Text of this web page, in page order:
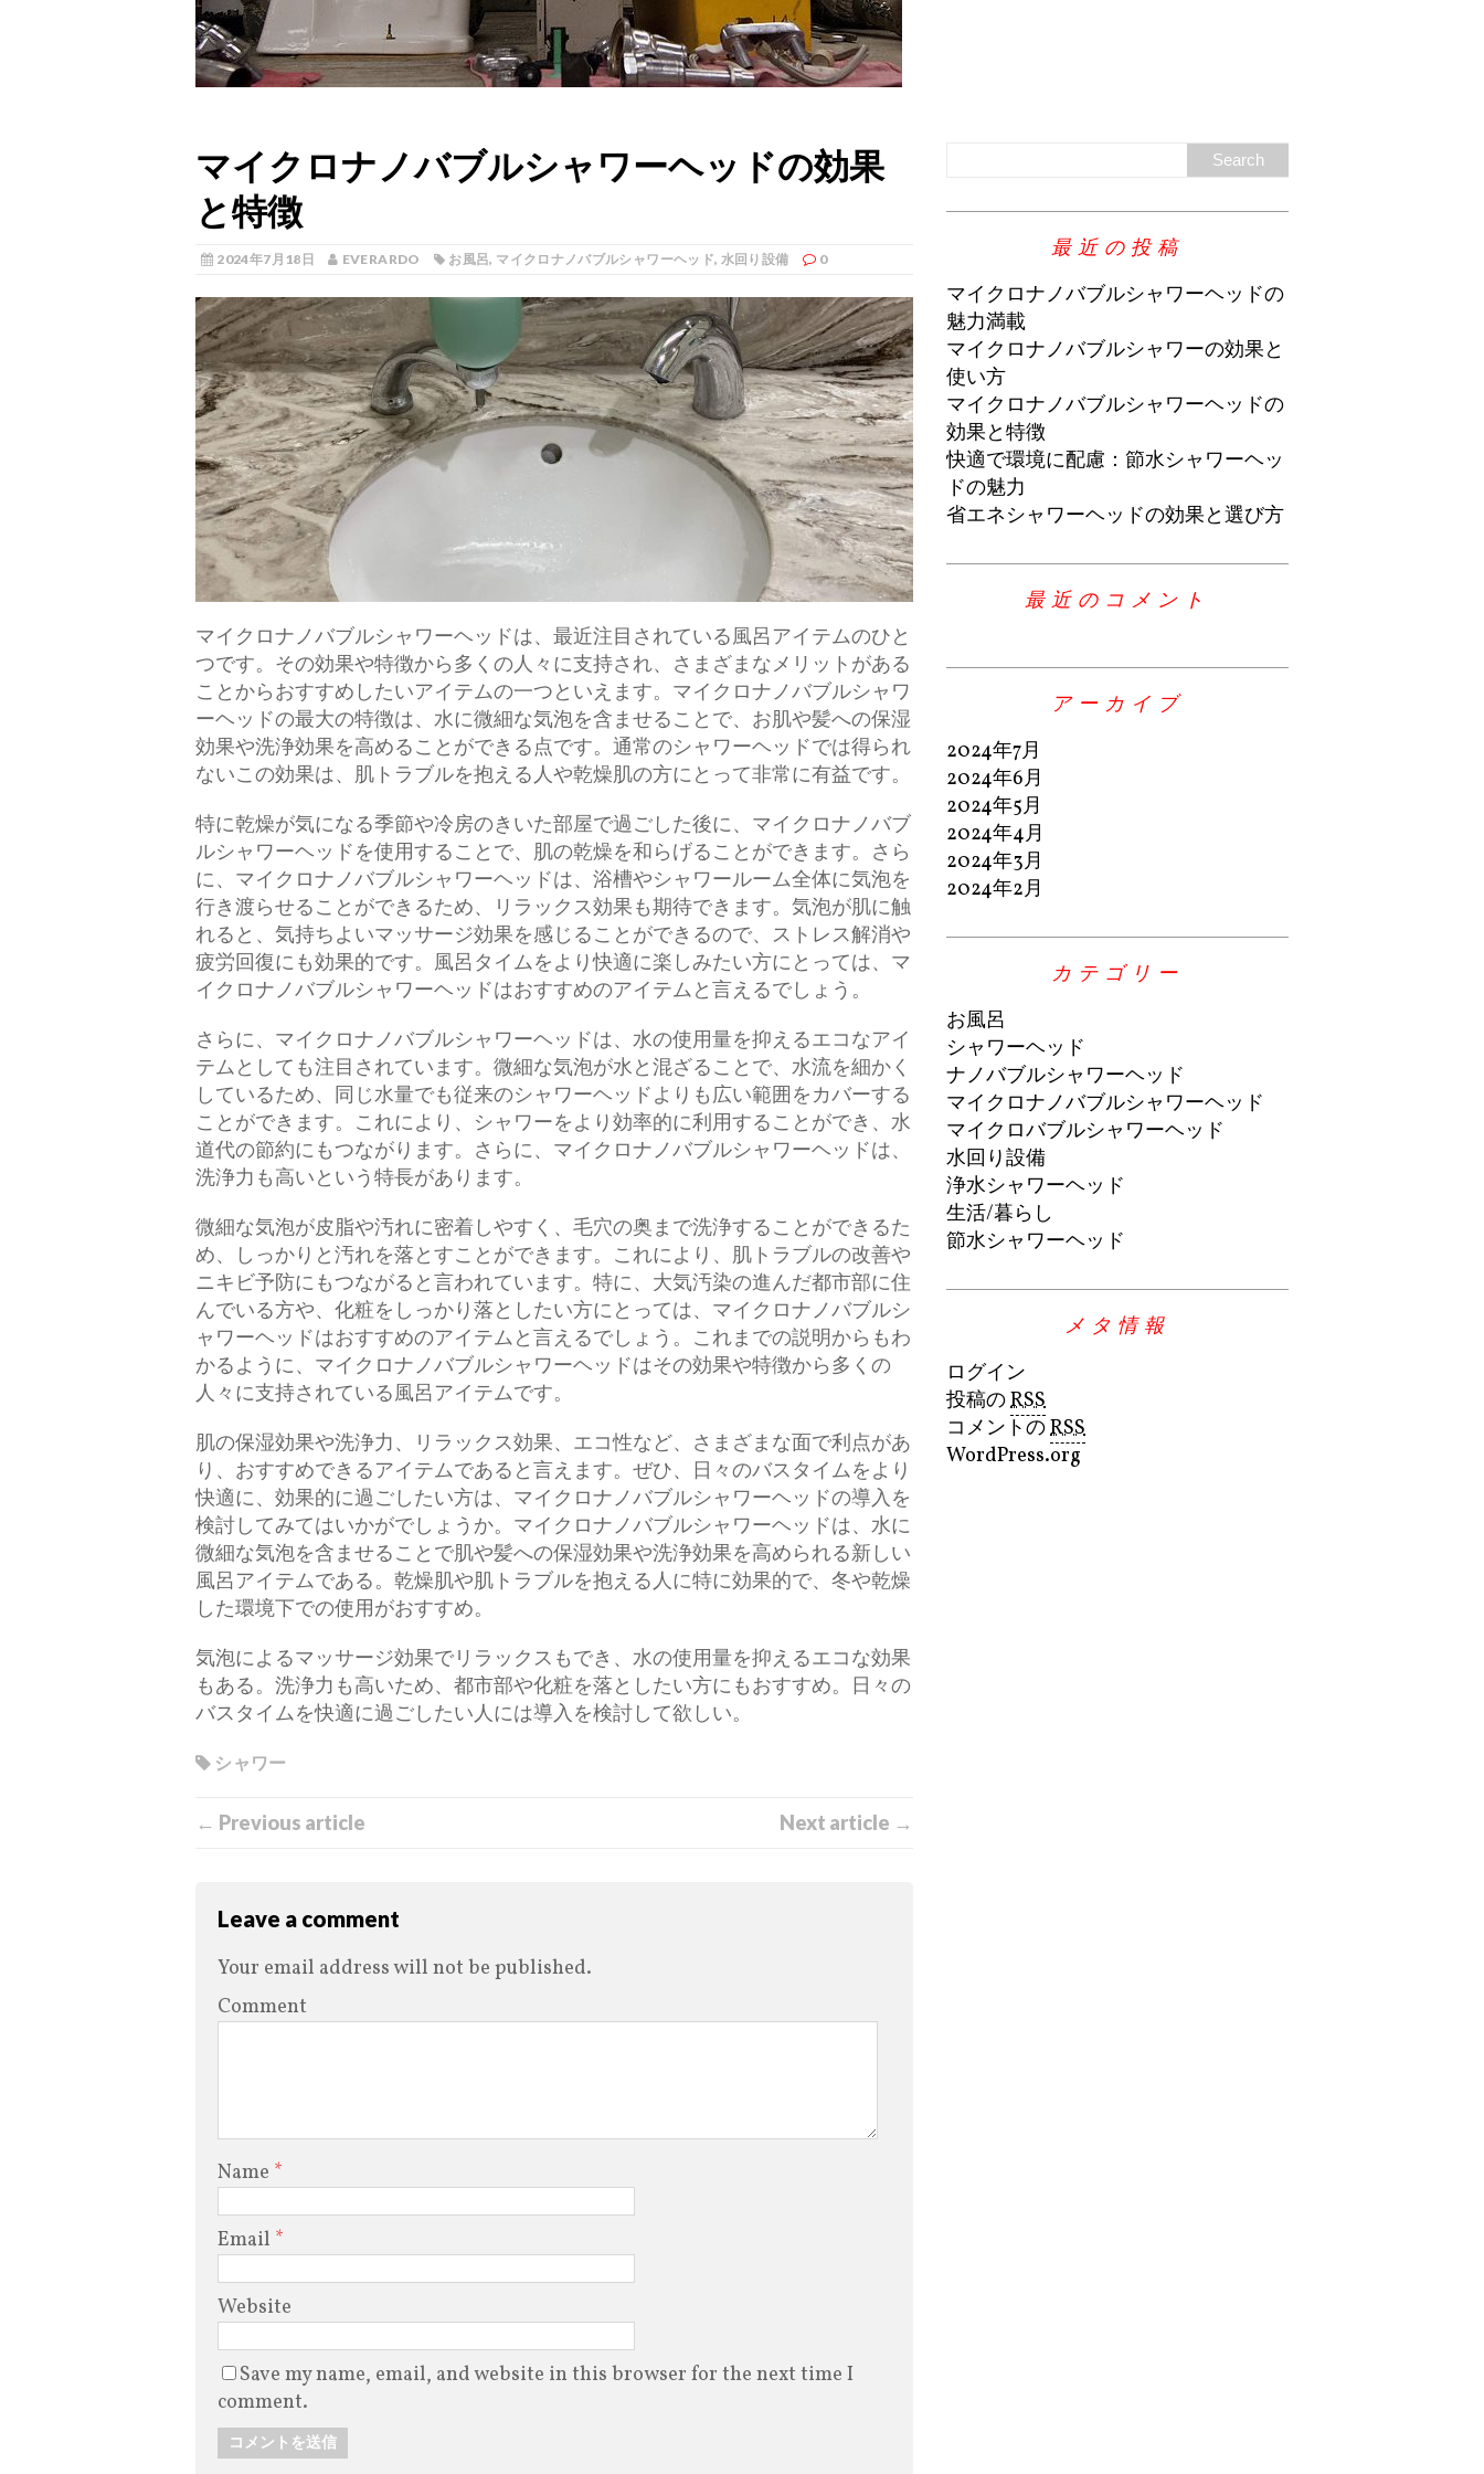
マイクロナノバブルシャワーヘッドの効果
と特徴
2024年7月18日 EVERARDO お風呂, マイクロナノバブルシャワーヘッド, 水回り設備 0
マイクロナノバブルシャワーヘッドは、最近注目されている風呂アイテムのひと
つです。 その効果や特徴から多くの人々に支持され、さまざまなメリットがある
ことからおすすめしたいアイテムの一つといえます。マイクロナノバブルシャワ
ーヘッドの最大の特徴は、水に微細な気泡を含ませることで、お肌や髪への保湿
効果や洗浄効果を高めることができる点です。通常のシャワーヘッドでは得られ
ないこの効果は、肌トラブルを抱える人や乾燥肌の方にとって非常に有益です。
特に乾燥が気になる季節や冷房のきいた部屋で過ごした後に、マイクロナノバブ
ルシャワーヘッドを使用することで、肌の乾燥を和らげることができます。さら
に、マイクロナノバブルシャワーヘッドは、浴槽やシャワールーム全体に気泡を
行き渡らせることができるため、リラックス効果も期待できます。気泡が肌に触
れると、気持ちよいマッサージ効果を感じることができるので、ストレス解消や
疲労回復にも効果的です。風呂タイムをより快適に楽しみたい方にとっては、マ
イクロナノバブルシャワーヘッドはおすすめのアイテムと言えるでしょう。
さらに、マイクロナノバブルシャワーヘッドは、水の使用量を抑えるエコなアイ
テムとしても注目されています。微細な気泡が水と混ざることで、水流を細かく
しているため、同じ水量でも従来のシャワーヘッドよりも広い範囲をカバーする
ことができます。これにより、シャワーをより効率的に利用することができ、水
道代の節約にもつながります。さらに、マイクロナノバブルシャワーヘッドは、
洗浄力も高いという特長があります。
微細な気泡が皮脂や汚れに密着しやすく、毛穴の奥まで洗浄することができるた
め、しっかりと汚れを落とすことができます。これにより、肌トラブルの改善や
ニキビ予防にもつながると言われています。特に、大気汚染の進んだ都市部に住
んでいる方や、化粧をしっかり落としたい方にとっては、マイクロナノバブルシ
ャワーヘッドはおすすめのアイテムと言えるでしょう。これまでの説明からもわ
かるように、マイクロナノバブルシャワーヘッドはその効果や特徴から多くの
人々に支持されている風呂アイテムです。
肌の保湿効果や洗浄力、リラックス効果、エコ性など、さまざまな面で利点があ
り、おすすめできるアイテムであると言えます。ぜひ、日々のバスタイムをより
快適に、効果的に過ごしたい方は、マイクロナノバブルシャワーヘッドの導入を
検討してみてはいかがでしょうか。マイクロナノバブルシャワーヘッドは、水に
微細な気泡を含ませることで肌や髪への保湿効果や洗浄効果を高められる新しい
風呂アイテムである。乾燥肌や肌トラブルを抱える人に特に効果的で、冬や乾燥
した環境下での使用がおすすめ。
気泡によるマッサージ効果でリラックスもでき、水の使用量を抑えるエコな効果
もある。洗浄力も高いため、都市部や化粧を落としたい方にもおすすめ。日々の
バスタイムを快適に過ごしたい人には導入を検討して欲しい。
シャワー
← Previous article Next article →
Leave a comment
Your email address will not be published.
Comment
Name *
Email *
Website
Save my name, email, and website in this browser for the next time I
comment.
最近の投稿
マイクロナノバブルシャワーヘッドの
魅力満載
マイクロナノバブルシャワーの効果と
使い方
マイクロナノバブルシャワーヘッドの
効果と特徴
快適で環境に配慮：節水シャワーヘッ
ドの魅力
省エネシャワーヘッドの効果と選び方
最近のコメント
アーカイブ
2024年7月
2024年6月
2024年5月
2024年4月
2024年3月
2024年2月
カテゴリー
お風呂
シャワーヘッド
ナノバブルシャワーヘッド
マイクロナノバブルシャワーヘッド
マイクロバブルシャワーヘッド
水回り設備
浄水シャワーヘッド
生活/暮らし
節水シャワーヘッド
メタ情報
ログイン
投稿のRSS
コメントのRSS
WordPress.org